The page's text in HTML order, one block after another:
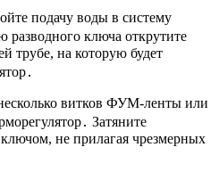
подачу воды в систему
ключа открутите
трубе, на которую будет
витков ФУМ-ленты или
Затяните
не прилагая чрезмерных